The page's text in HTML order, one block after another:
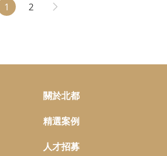
1 2
關於北都
精選案例
人才招募